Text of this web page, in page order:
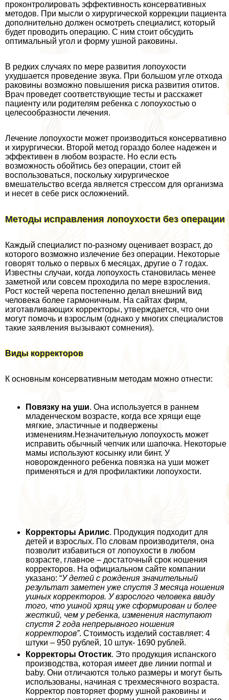
проконтролировать эффективность консервативных
методов. При мысли о хирургической коррекции пациента
дополнительно должен осмотреть специалист, который
будет проводить операцию. С ним стоит обсудить
оптимальный угол и форму ушной paковины.
В редких случаях по мере развития лопоухости
ухудшается проведение звука. При большом угле отхода
paковины возможно повышения риска развития отитов.
Врач проведет соответствующие тесты и расскажет
пациенту или родителям ребенка с лопоухостью о
целесообразности лечения.
Лечение лопоухости может производиться консервативно
и хирургически. Второй метод гораздо более надежен и
эффективен в любом возрасте. Но если есть
возможность обойтись без операции, стоит ей
воспользоваться, поскольку хирургическое
вмешательство всегда является стрессом для организма
и несет в себе риск осложнений.
Методы исправления лопоухости без операции
Каждый специалист по-разному оценивает возраст, до
которого возможно излечение без операции. Некоторые
говорят только о первых 6 месяцах, другие о 7 годах.
Известны случаи, когда лопоухость становилась менее
заметной или совсем проходила по мере взросления.
Рост костей черепа постепенно делал внешний вид
человека более гармоничным. На сайтах фирм,
изготавливающих корректоры, утверждается, что они
могут помочь и взрослым (однако у многих специалистов
такие заявления вызывают сомнения).
Виды корректоров
К основным консервативным методам можно отнести:
Повязку на уши. Она используется в раннем
младенческом возрасте, когда все хрящи еще
мягкие, эластичные и подвержены
изменениям.Незначительную лопоухость может
исправить обычный чепчик или шапочка. Некоторые
мамы используют косынку или бинт. У
новорожденного ребенка повязка на уши может
применяться и для профилактики лопоухости.
Корректоры Арилис. Продукция подходит для
детей и взрослых. По словам производителя, она
позволит избавиться от лопоухости в любом
возрасте, главное – достаточный срок ношения
корректоров. На официальном сайте компании
указано: “У детей с рождения значительный
результат заметен уже спустя 3 месяца ношения
ушных корректоров. У взрослого человека ввиду
того, что ушной хрящ уже сформирован и более
жесткий, чем у ребенка, изменения наступают
спустя 2 года непрерывного ношения
корректоров”. Стоимость изделий составляет: 4
штуки – 950 рублей, 10 штук- 1690 рублей.
Корректоры Отостик. Это продукция испанского
производства, которая имеет две линии normal и
baby. Они отличаются только размеры и могут быть
использованы, начиная с трехмecячного возраста.
Корректор повторяет форму ушной paковины и